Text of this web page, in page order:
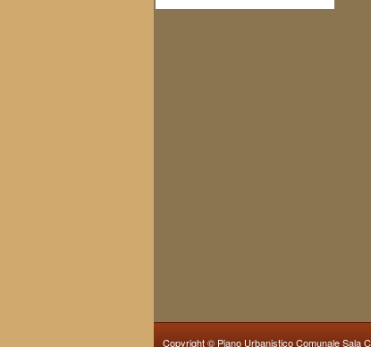
Copyright © Piano Urbanistico Comunale Sala